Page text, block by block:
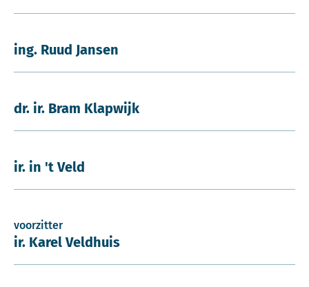
ing. Ruud Jansen
dr. ir. Bram Klapwijk
ir. in 't Veld
voorzitter
ir. Karel Veldhuis